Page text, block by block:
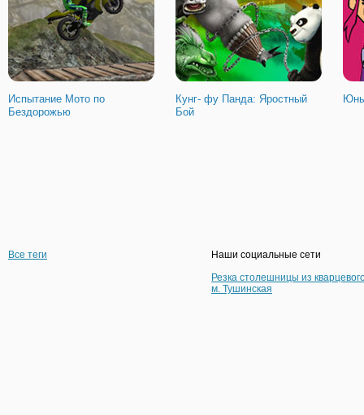
Испытание Мото по
Бездорожью
Кунг- фу Панда: Яростный
Бой
Все теги
Наши социальные сети
Резка столешницы из
м. Тушинская